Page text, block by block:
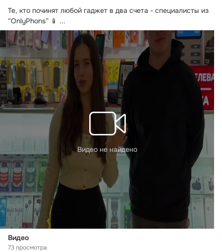
Те, кто починят любой гаджет в два счета - специалисты из
“OnlyPhons” 📱 ...
Видео не найдено
Видео
73 просмотра